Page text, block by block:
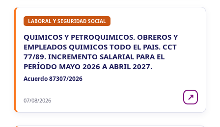
LABORAL Y SEGURIDAD SOCIAL
QUIMICOS Y PETROQUIMICOS. OBREROS Y
EMPLEADOS QUIMICOS TODO EL PAIS. CCT
77/89. INCREMENTO SALARIAL PARA EL
PERÍODO MAYO 2026 A ABRIL 2027.
Acuerdo 87307/2026
07/08/2026 ↗